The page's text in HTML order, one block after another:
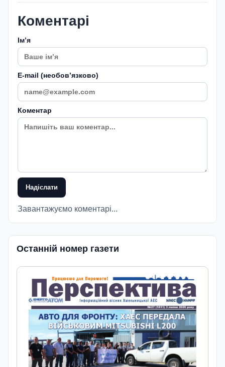
Коментарі
Імʼя
E-mail (необовʼязково)
Коментар
Надіслати
Завантажуємо коментарі...
Останній номер газети